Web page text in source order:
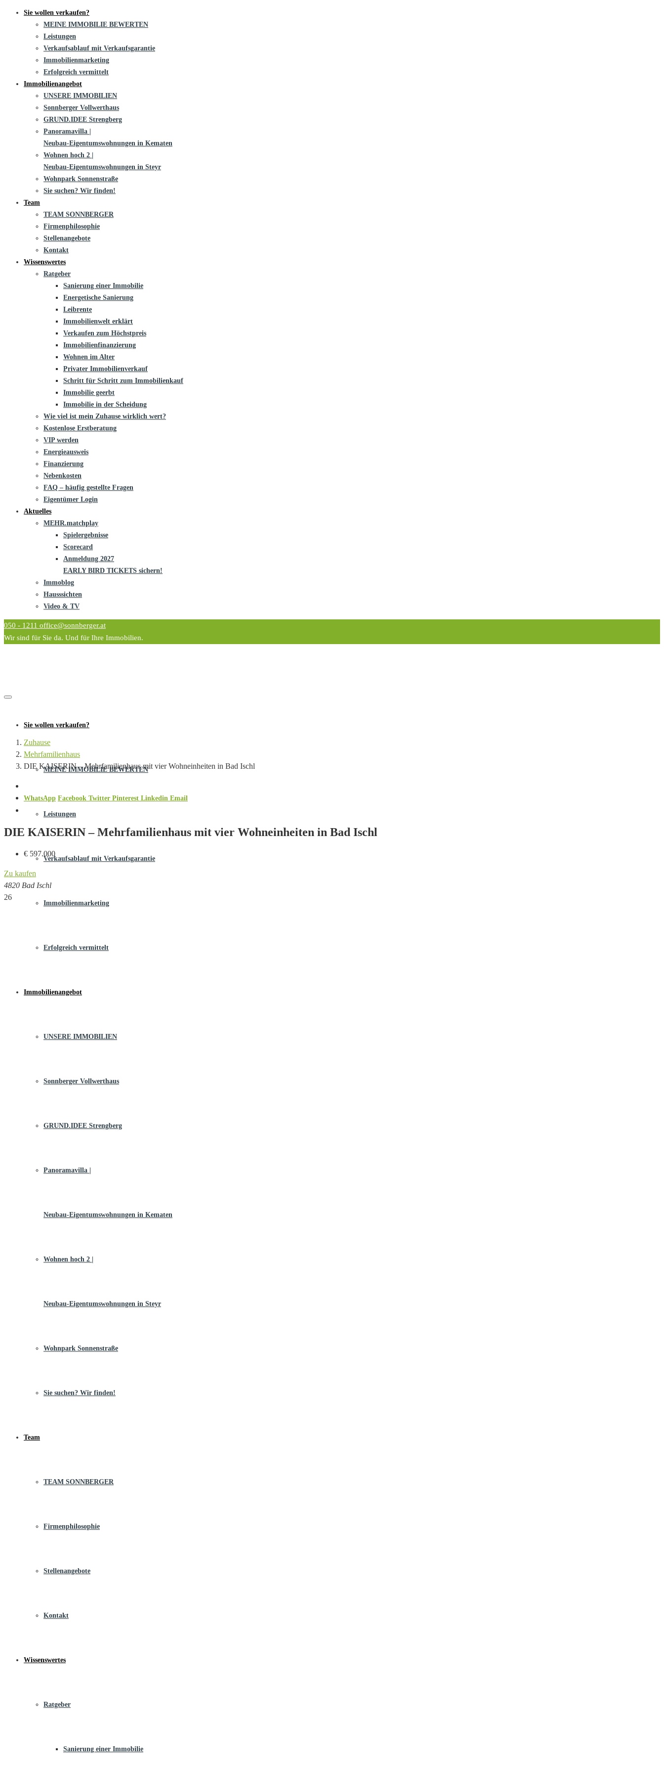
Sie wollen verkaufen?
MEINE IMMOBILIE BEWERTEN
Leistungen
Verkaufsablauf mit Verkaufsgarantie
Immobilienmarketing
Erfolgreich vermittelt
Immobilienangebot
UNSERE IMMOBILIEN
Sonnberger Vollwerthaus
GRUND.IDEE Strengberg
Panoramavilla |
Neubau-Eigentums­­wohnungen in Kematen
Wohnen hoch 2 |
Neubau-Eigentumswohnungen in Steyr
Wohnpark Sonnenstraße
Sie suchen? Wir finden!
Team
TEAM SONNBERGER
Firmenphilosophie
Stellenangebote
Kontakt
Wissenswertes
Ratgeber
Sanierung einer Immobilie
Energetische Sanierung
Leibrente
Immobilienwelt erklärt
Verkaufen zum Höchstpreis
Immobilienfinanzierung
Wohnen im Alter
Privater Immobilienverkauf
Schritt für Schritt zum Immobilienkauf
Immobilie geerbt
Immobilie in der Scheidung
Wie viel ist mein Zuhause wirklich wert?
Kostenlose Erstberatung
VIP werden
Energieausweis
Finanzierung
Nebenkosten
FAQ – häufig gestellte Fragen
Eigentümer Login
Aktuelles
MEHR.matchplay
Spielergebnisse
Scorecard
Anmeldung 2027
EARLY BIRD TICKETS sichern!
Immoblog
Hausssichten
Video & TV
050 - 1211 office@sonnberger.at
Wir sind für Sie da. Und für Ihre Immobilien.
Sie wollen verkaufen?
MEINE IMMOBILIE BEWERTEN
Leistungen
Verkaufsablauf mit Verkaufsgarantie
Immobilienmarketing
Erfolgreich vermittelt
Immobilienangebot
UNSERE IMMOBILIEN
Sonnberger Vollwerthaus
GRUND.IDEE Strengberg
Panoramavilla |
Neubau-Eigentums­­wohnungen in Kematen
Wohnen hoch 2 |
Neubau-Eigentumswohnungen in Steyr
Wohnpark Sonnenstraße
Sie suchen? Wir finden!
Team
TEAM SONNBERGER
Firmenphilosophie
Stellenangebote
Kontakt
Wissenswertes
Ratgeber
Sanierung einer Immobilie
Zuhause
Mehrfamilienhaus
DIE KAISERIN – Mehrfamilienhaus mit vier Wohneinheiten in Bad Ischl
WhatsApp Facebook Twitter Pinterest Linkedin Email
DIE KAISERIN – Mehrfamilienhaus mit vier Wohneinheiten in Bad Ischl
€ 597.000
Zu kaufen
4820 Bad Ischl
26